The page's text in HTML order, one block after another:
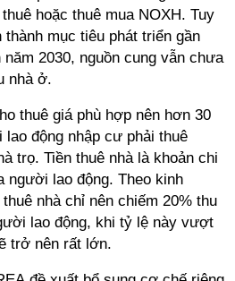
hoặc thuê mua NOXH. Tuy
thành mục tiêu phát triển gần
2030, nguồn cung vẫn chưa
nhà ở.
thuê giá phù hợp nên hơn 30
động nhập cư phải thuê
trọ. Tiền thuê nhà là khoản chi
người lao động. Theo kinh
nhà chỉ nên chiếm 20% thu
lao động, khi tỷ lệ này vượt
trở nên rất lớn.